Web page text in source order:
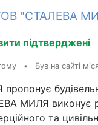
"СТАЛЕВА
підтверджені
• Був на сайті
МИЛЯ виконує
та